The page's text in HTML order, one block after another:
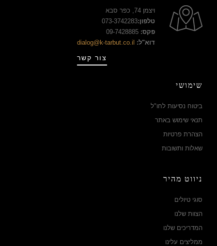
ויצמן 74, כפר סבא
טלפון:073-3742283
פקס:
דוא"ל: dialog@k-tarbut.co.il
צור קשר
שימושי
ביטוח נסיעות לחו"ל
תנאי שימוש באתר
הצהרת פרטיות
שאלות ותשובות
ניווט מהיר
סוגי טיולים
הצוות שלנו
המדריכים שלנו
ממליצים עלינו